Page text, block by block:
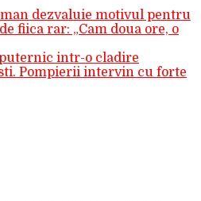
dezvaluie motivul pentru
fiica rar: „Cam doua ore, o
intr-o cladire
Pompierii intervin cu forte